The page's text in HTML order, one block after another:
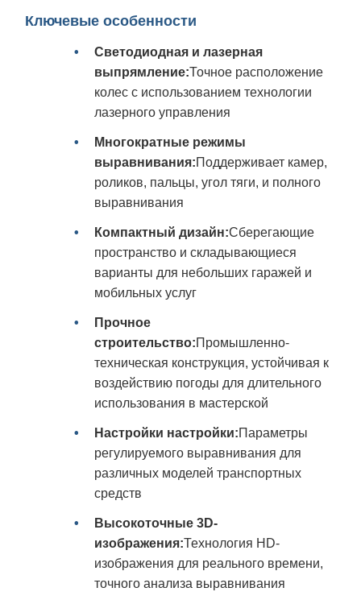
Ключевые особенности
Светодиодная и лазерная
выпрямление:Точное расположение
колес с использованием технологии
лазерного управления
Многократные режимы
выравнивания:Поддерживает камер,
роликов, пальцы, угол тяги, и полного
выравнивания
Компактный дизайн:Сберегающие
пространство и складывающиеся
варианты для небольших гаражей и
мобильных услуг
Прочное
строительство:Промышленно-
техническая конструкция, устойчивая к
воздействию погоды для длительного
использования в мастерской
Настройки настройки:Параметры
регулируемого выравнивания для
различных моделей транспортных
средств
Высокоточные 3D-
изображения:Технология HD-
изображения для реального времени,
точного анализа выравнивания